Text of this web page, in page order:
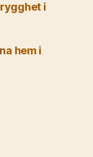
i
hem i